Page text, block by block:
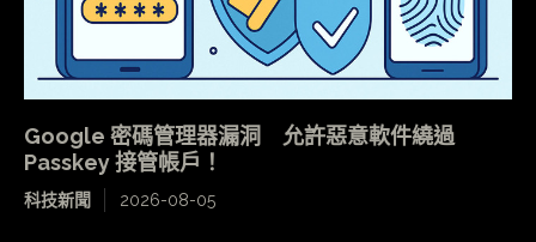
Google 密碼管理器漏洞 允許惡意軟件繞過
Passkey 接管帳戶！
科技新聞 2026-08-05